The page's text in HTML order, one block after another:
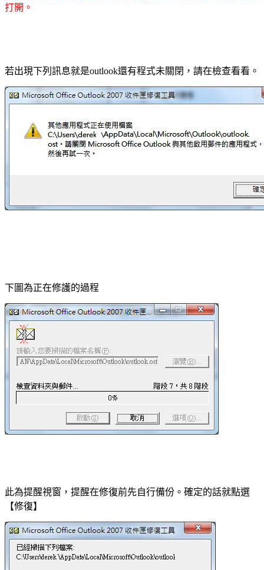
打開。
若出現下列訊息就是outlook還有程式未關閉，請在檢查看看。
下圖為正在修護的過程
此為提醒視窗，提醒在修復前先自行備份。確定的話就點選
【修復】